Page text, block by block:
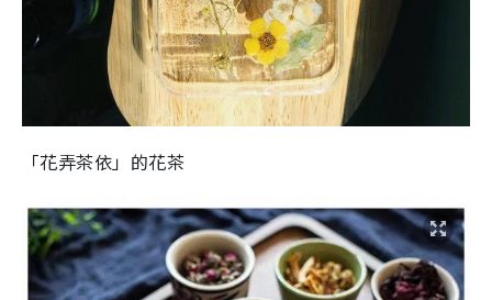
「花弄茶依」的花茶